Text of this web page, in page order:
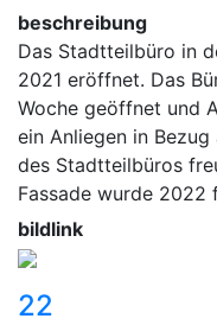
beschreibung
Das Stadtteilbüro in
2021 eröffnet. Das
Woche geöffnet und
ein Anliegen in
des Stadtteilbüros
Fassade wurde
bildlink
22